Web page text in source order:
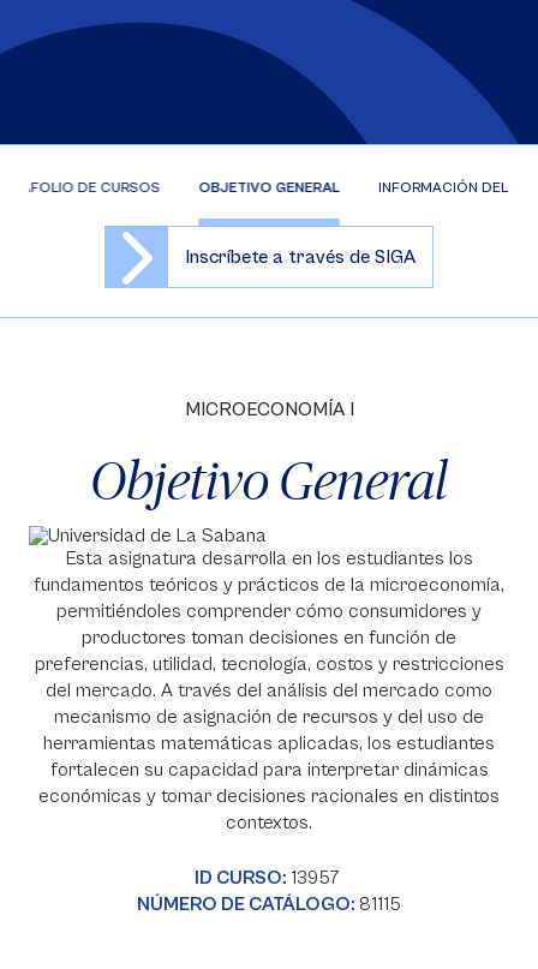
DE CURSOS OBJETIVO GENERAL INFORMACIÓN DEL
Inscríbete a través de SIGA
MICROECONOMÍA I
Objetivo General
Esta asignatura desarrolla en los estudiantes los
fundamentos teóricos y prácticos de la microeconomía,
permitiéndoles comprender cómo consumidores y
productores toman decisiones en función de
preferencias, utilidad, tecnología, costos y restricciones
del mercado. A través del análisis del mercado como
mecanismo de asignación de recursos y del uso de
herramientas matemáticas aplicadas, los estudiantes
fortalecen su capacidad para interpretar dinámicas
económicas y tomar decisiones racionales en distintos
contextos.
ID CURSO: 13957
NÚMERO DE CATÁLOGO: 81115